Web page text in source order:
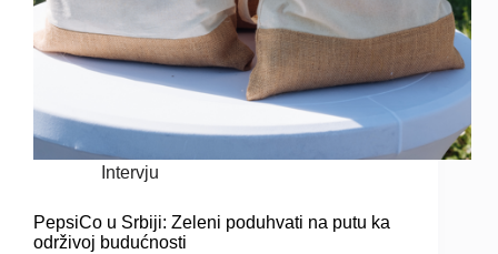
Intervju
PepsiCo u Srbiji: Zeleni poduhvati na putu ka
održivoj budućnosti